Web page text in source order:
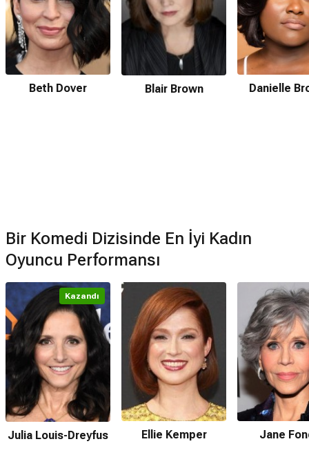
Beth Dover Blair Brown Danielle
Bir Komedi Dizisinde En İyi Kadın
Oyuncu Performansı
Kazandı
Julia Louis-Dreyfus Ellie Kemper Jane